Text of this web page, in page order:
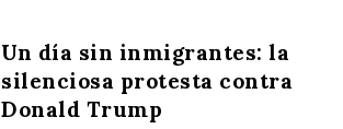
Un día sin inmigrantes: la
silenciosa protesta contra
Donald Trump